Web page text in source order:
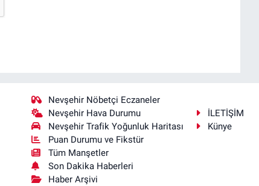
Nevşehir Nöbetçi Eczaneler
Nevşehir Hava Durumu
Nevşehir Trafik Yoğunluk Haritası
Puan Durumu ve Fikstür
Tüm Manşetler
Son Dakika Haberleri
Haber Arşivi
İLETİŞİM
Künye